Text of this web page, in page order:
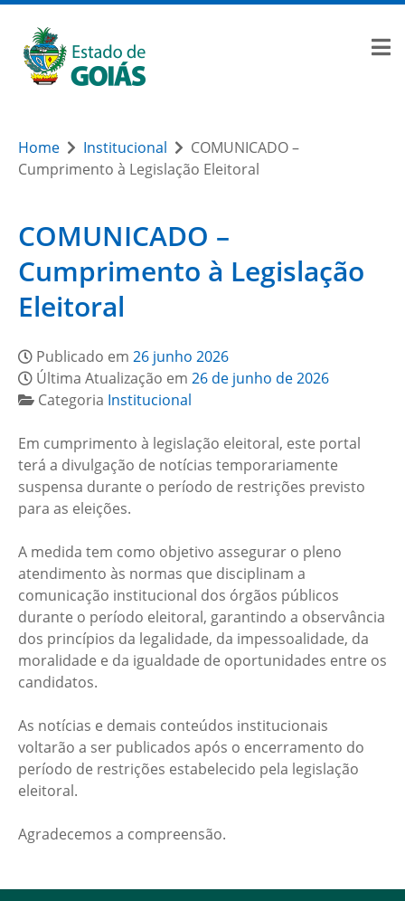
Home Institucional
COMUNICADO –
Cumprimento à Legislação Eleitoral
COMUNICADO –
Cumprimento à Legislação
Eleitoral
Publicado em 26 junho 2026
Última Atualização em 26 de junho de 2026
Categoria Institucional
Em cumprimento à legislação eleitoral, este portal
terá a divulgação de notícias temporariamente
suspensa durante o período de restrições previsto
para as eleições.
A medida tem como objetivo assegurar o pleno
atendimento às normas que disciplinam a
comunicação institucional dos órgãos públicos
durante o período eleitoral, garantindo a observância
dos princípios da legalidade, da impessoalidade, da
moralidade e da igualdade de oportunidades entre os
candidatos.
As notícias e demais conteúdos institucionais
voltarão a ser publicados após o encerramento do
período de restrições estabelecido pela legislação
eleitoral.
Agradecemos a compreensão.